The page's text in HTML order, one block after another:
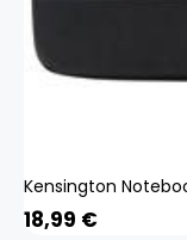
Kensington
18,99 €